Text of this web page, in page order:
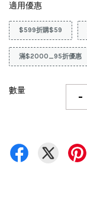
適用優惠
$599折購$59
滿$2000_95折優惠
數量 -